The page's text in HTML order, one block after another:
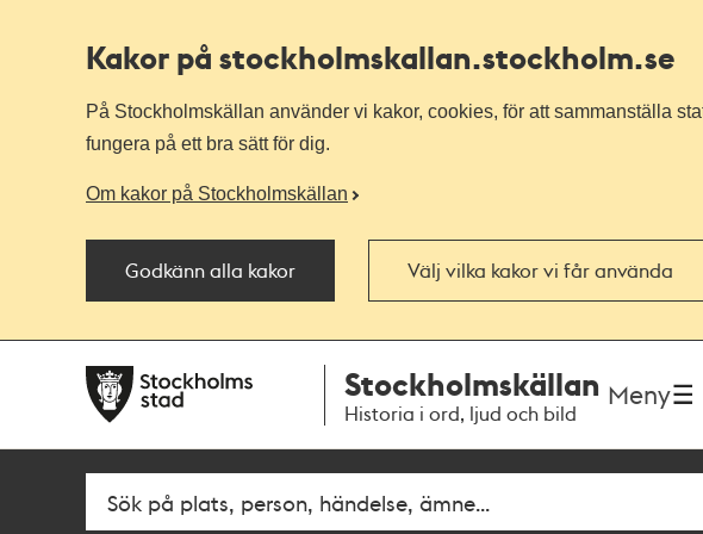
Kakor på stockholmskallan.stockholm.se
På Stockholmskällan använder vi kakor, cookies, för att sammanställa
fungera på ett bra sätt för dig.
Om kakor på Stockholmskällan
Godkänn alla kakor Välj vilka kakor vi får använda
navigationen
huvudinnehållet
Stockholmskällan
Historia i ord, ljud och bild
Meny
Fritextsök